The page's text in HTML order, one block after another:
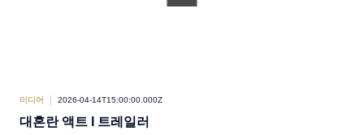
미디어 2026-04-14T15:00:00.000Z
대혼란 액트 I 트레일러